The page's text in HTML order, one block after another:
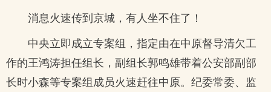
消息火速传到京城，有人坐不住了！
中央立即成立专案组，指定由在中原督导清欠工
作的王鸿涛担任组长，副组长郭鸣雄带着公安部副部
长时小森等专案组成员火速赶往中原。纪委常委、监